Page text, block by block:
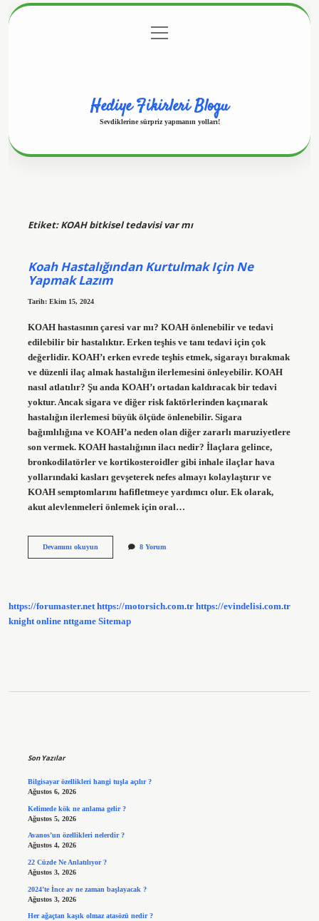
Gizlilik Politikası
menüyü
aç
Hediye Fikirleri Blogu
Sevdiklerine sürpriz yapmanın yolları!
Etiket:KOAH bitkisel tedavisi var mı
Koah Hastalığından Kurtulmak Için Ne
Yapmak Lazım
Tarih: Ekim 15, 2024
KOAH hastasının çaresi var mı? KOAH önlenebilir ve tedavi
edilebilir bir hastalıktır. Erken teşhis ve tanı tedavi için çok
değerlidir. KOAH’ı erken evrede teşhis etmek, sigarayı bırakmak
ve düzenli ilaç almak hastalığın ilerlemesini önleyebilir. KOAH
nasıl atlatılır? Şu anda KOAH’ı ortadan kaldıracak bir tedavi
yoktur. Ancak sigara ve diğer risk faktörlerinden kaçınarak
hastalığın ilerlemesi büyük ölçüde önlenebilir. Sigara
bağımlılığına ve KOAH’a neden olan diğer zararlı maruziyetlere
son vermek. KOAH hastalığının ilacı nedir? İlaçlara gelince,
bronkodilatörler ve kortikosteroidler gibi inhale ilaçlar hava
yollarındaki kasları gevşeterek nefes almayı kolaylaştırır ve
KOAH semptomlarını hafifletmeye yardımcı olur. Ek olarak,
akut alevlenmeleri önlemek için oral…
Devamını okuyunKoah
Lazım
8 Yorum
https://forumaster.net https://motorsich.com.tr https://evindelisi.com.tr
knight online nttgame Sitemap
Son Yazılar
Bilgisayar özellikleri hangi tuşla açılır ?
Ağustos 6, 2026
Kelimede kök ne anlama gelir ?
Ağustos 5, 2026
Avanos’un özellikleri nelerdir ?
Ağustos 4, 2026
22 Cüzde Ne Anlatılıyor ?
Ağustos 3, 2026
2024’te İnce av ne zaman başlayacak ?
Ağustos 3, 2026
Her ağaçtan kaşık olmaz atasözü nedir ?